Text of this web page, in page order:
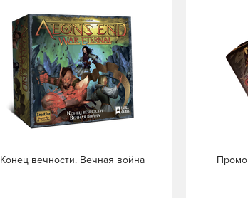
Конец вечности. Вечная война